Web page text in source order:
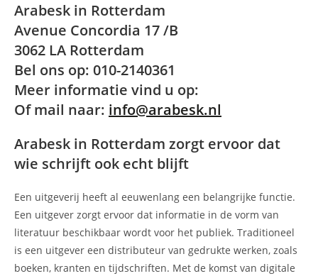
Arabesk in Rotterdam
Avenue Concordia 17 /B
3062 LA Rotterdam
Bel ons op: 010-2140361
Meer informatie vind u op:
Of mail naar: info@arabesk.nl
Arabesk in Rotterdam zorgt ervoor dat
wie schrijft ook echt blijft
Een uitgeverij heeft al eeuwenlang een belangrijke functie.
Een uitgever zorgt ervoor dat informatie in de vorm van
literatuur beschikbaar wordt voor het publiek. Traditioneel
is een uitgever een distributeur van gedrukte werken, zoals
boeken, kranten en tijdschriften. Met de komst van digitale